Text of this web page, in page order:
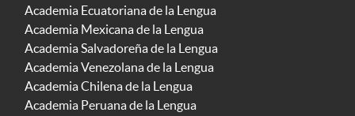
Academia Ecuatoriana de la Lengua
Academia Mexicana de la Lengua
Academia Salvadoreña de la Lengua
Academia Venezolana de la Lengua
Academia Chilena de la Lengua
Academia Peruana de la Lengua